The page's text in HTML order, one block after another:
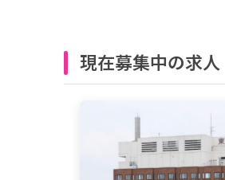
現在募集中の求人